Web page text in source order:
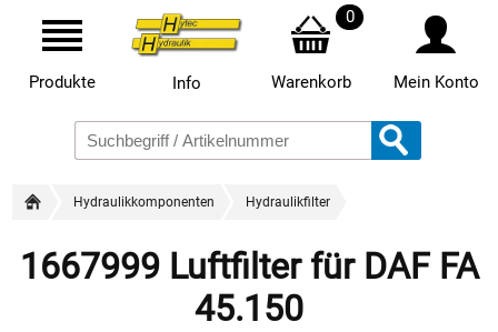
Produkte Info
0
Warenkorb Mein Konto
Hydraulikkomponenten Hydraulikfilter
1667999 Luftfilter für DAF FA
45.150